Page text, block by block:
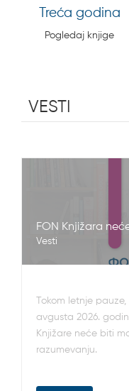
Treća godina
Pogledaj knjige
VESTI
FON Knjižara
Vesti
Tokom letnje
avgusta 2026.
Knjižare neće biti
razumevanju.